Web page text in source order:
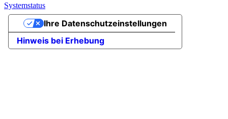
Systemstatus
Hinweis bei Erhebung
Ihre Datenschutzeinstellungen